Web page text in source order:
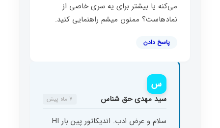
می‌کنه یا بیشتر برای یه سری خاصی از
نمادهاست؟ ممنون میشم راهنمایی کنید.
پاسخ دادن
س
سید مهدی حق شناس 7 ماه پیش
سلام و عرض ادب. اندیکاتور پین بار HI